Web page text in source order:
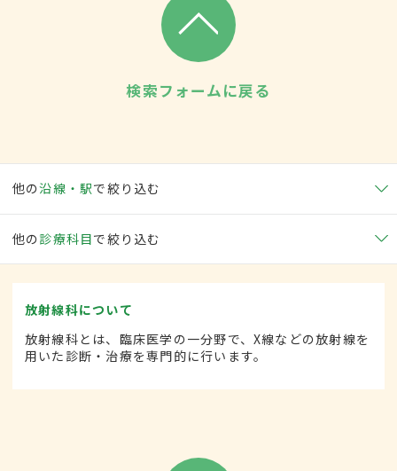
検索フォームに戻る
他の沿線・駅で絞り込む
他の 診療科目で絞り込む
放射線科について
放射線科とは、臨床医学の一分野で、X線などの放射線を
用いた診断・治療を専門的に行います。